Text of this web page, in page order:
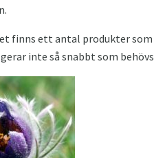
finns ett antal produkter
inte så snabbt som